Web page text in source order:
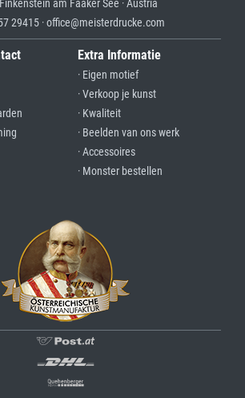
am Faaker See · Austria
29415 · office@meisterdrucke.com
Extra Informatie
· Eigen motief
· Verkoop je kunst
· Kwaliteit
· Beelden van ons werk
· Accessoires
· Monster bestellen